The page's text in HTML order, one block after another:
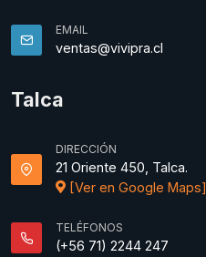
EMAIL
ventas@vivipra.cl
Talca
DIRECCIÓN
21 Oriente 450, Talca.
[Ver en Google Maps]
TELÉFONOS
(+56 71) 2244 247